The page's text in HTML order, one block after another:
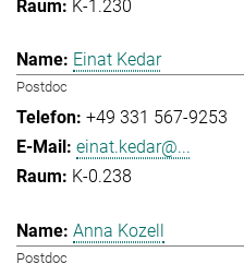
K-1.230
Einat Kedar
Postdoc
+49 331 567-9253
einat.kedar@...
K-0.238
Anna Kozell
Postdoc